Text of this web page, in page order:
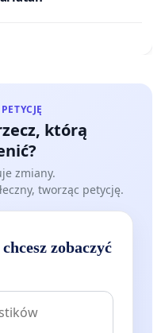
którą
zmiany.
tworząc petycję.
zobaczyć